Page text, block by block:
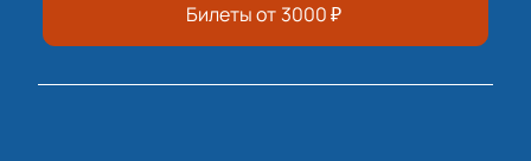
Билеты от 3000₽